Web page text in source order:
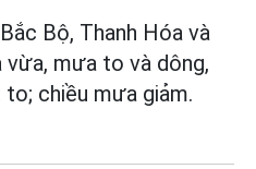
Bộ, Thanh Hóa và
mưa to và dông,
chiều mưa giảm.